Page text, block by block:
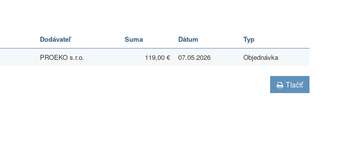
Dodávateľ Suma Dátum
Typ
PROEKO s.r.o. 119,00 € 07.05.2026 Objednávka
Tlačiť